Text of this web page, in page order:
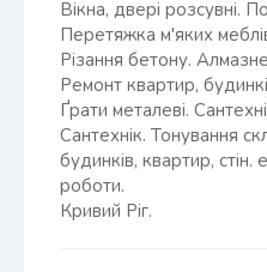
Вікна, двері розсувні.
Перетяжка м'яких
Різання бетону.
Ремонт квартир,
Ґрати металеві.
Сантехнік. Тонування
будинків, квартир,
роботи.
Кривий Ріг.